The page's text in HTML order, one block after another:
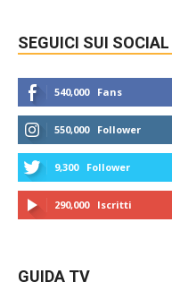
SEGUICI SUI SOCIAL
540,000 Fans
550,000 Follower
9,300 Follower
290,000 Iscritti
GUIDA TV